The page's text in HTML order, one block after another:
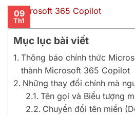
09
Th1
Mục lục bài viết
Thông báo chính thức
thành Microsoft 365 Copilot
Những thay đổi chính mà
Tên gọi và Biểu tượng
Chuyển đổi tên miền